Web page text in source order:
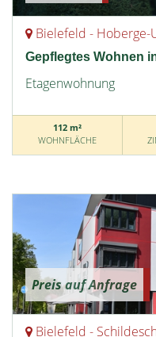
Bielefeld - Hoberge-
Gepflegtes Wohnen
Etagenwohnung
112 m²
WOHNFLÄCHE
Preis auf Anfrage
Bielefeld -